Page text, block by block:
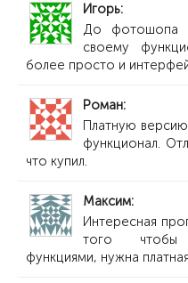
Игорь
До фотошопа
своему
более просто и
Роман
Платную
функционал.
что купил.
Максим
Интересная
того чтобы
функциями, нужна